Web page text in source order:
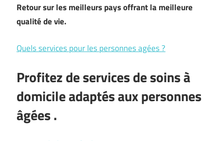
Retour sur les meilleurs pays offrant la meilleure
qualité de vie.
Quels services pour les personnes agées ?
Profitez deservices de soins à
domicile adaptés aux personnes
âgées.